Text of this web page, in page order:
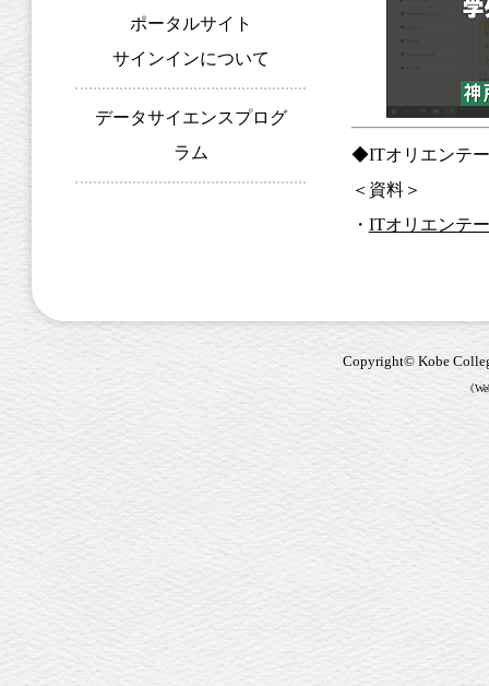
◆ITオリエンテ
＜資料＞
・ ITオリエンテ
ポータルサイト
サインインについて
データサイエンスプログ
ラム
Copyright© Kobe
《